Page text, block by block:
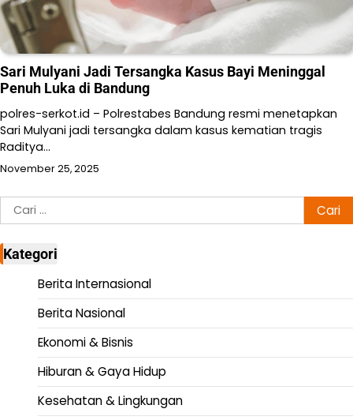
Sari Mulyani Jadi Tersangka Kasus Bayi Meninggal
Penuh Luka di Bandung
polres-serkot.id – Polrestabes Bandung resmi menetapkan
Sari Mulyani jadi tersangka dalam kasus kematian tragis
Raditya…
November 25, 2025
Cari
untuk:
Kategori
Berita Internasional
Berita Nasional
Ekonomi & Bisnis
Hiburan & Gaya Hidup
Kesehatan & Lingkungan